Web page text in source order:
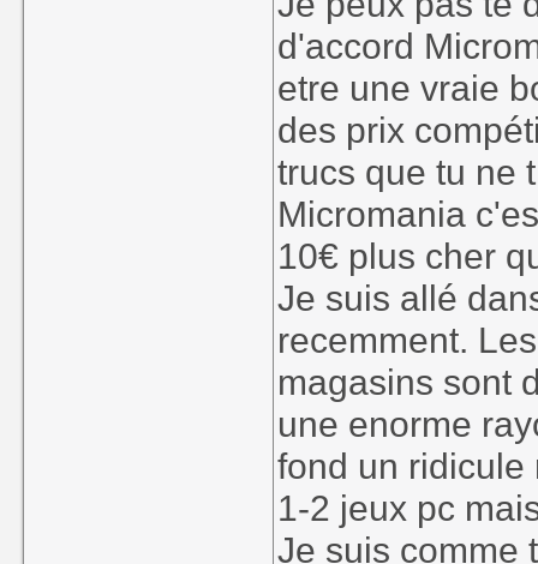
d'accord
etre une vraie
des prix
trucs que tu ne
Micromania
10€ plus cher
Je suis allé
recemment.
magasins sont
une enorme
fond un ridicule
1-2 jeux pc
Je suis comme